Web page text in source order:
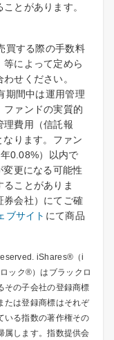
とがあります。
買する際の手数料
によって定めら
せください。
期間中は運用管理
ファンドの実質的
理費用（信託報
ります。ファン
0.08%）以内で
更になる可能性
ことがありま
券会社）にてご確
ブサイト にて商品
iShares®（i
ック®）はブラックロ
その子会社の登録商標
たは登録商標はそれぞ
いる指数の著作権その
属します。指数提供会